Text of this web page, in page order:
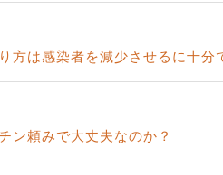
方は感染者を減少させるに十分
ン頼みで大丈夫なのか？